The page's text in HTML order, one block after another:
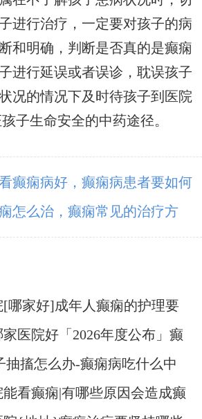
进行治疗，一定要对孩子的病
和明确，判断是否真的是癫痫
进行延误或者误诊，耽误孩子
况的情况下及时待孩子到医院
子生命安全的中药途径。
癫痫病好，癫痫病患者要如何
怎么治，癫痫常见的治疗方
[哪家好]成年人癫痫的护理要
医院好「2026年度公布」癫
抽搐怎么办-癫痫病吃什么中
看癫痫|有哪些原因会造成癫